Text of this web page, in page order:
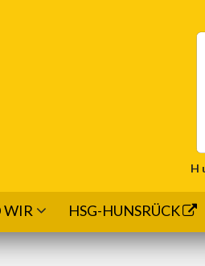
WIR HSG-HUNSRÜCK